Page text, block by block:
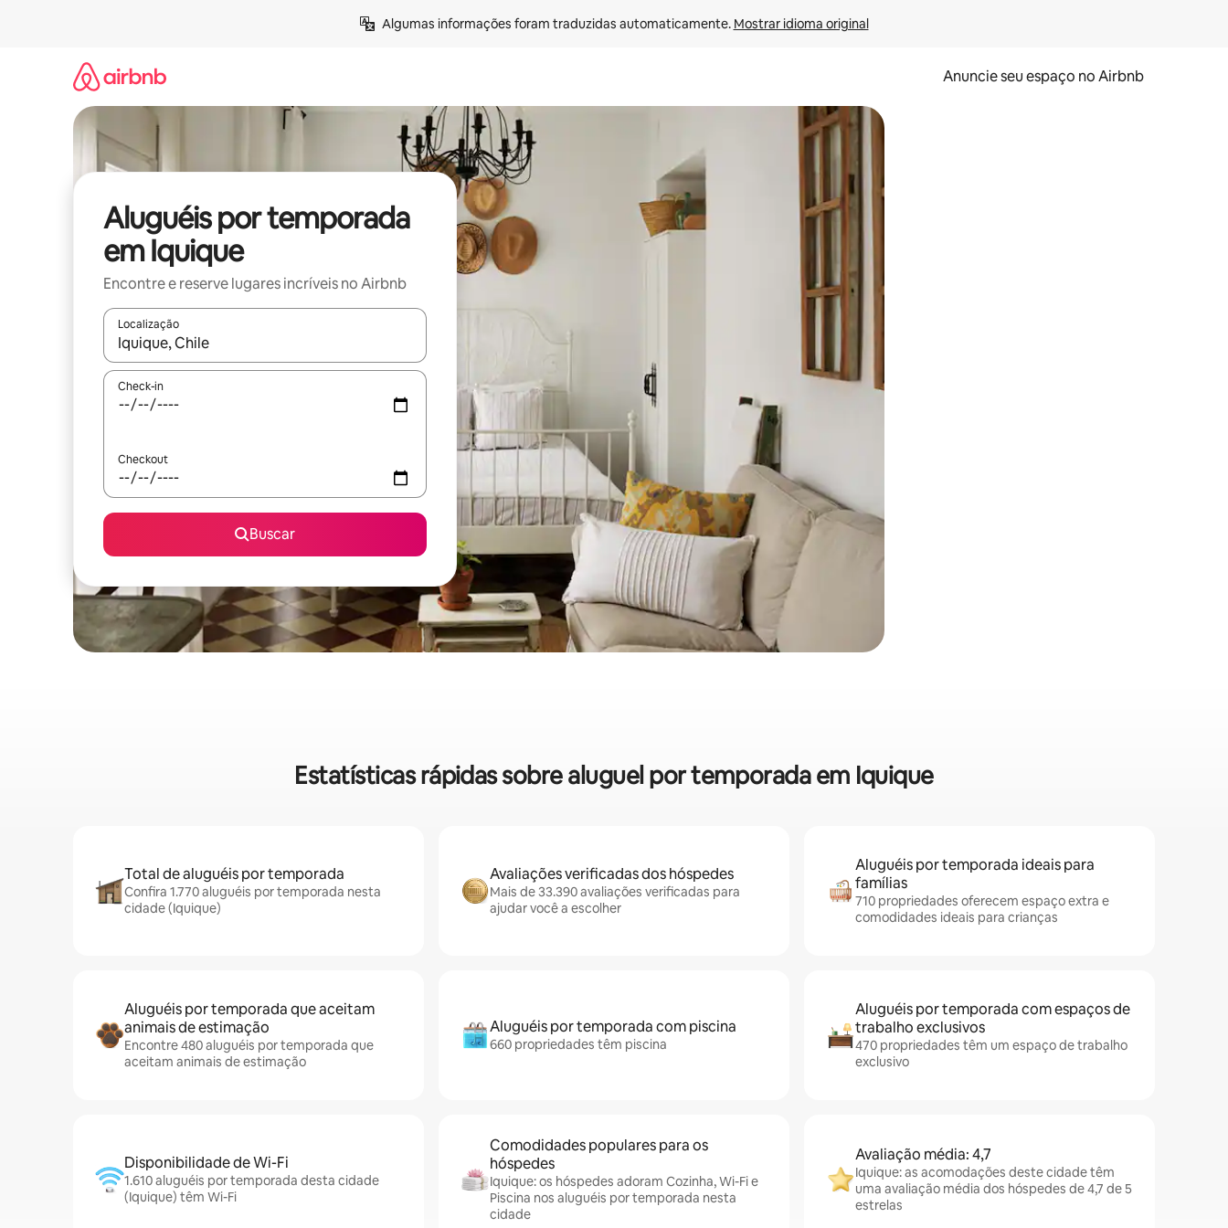
Algumas informações foram traduzidas automaticamente. Mostrar idioma original
Anuncie seu espaço no Airbnb
Aluguéis por temporada
em Iquique
Encontre e reserve lugares incríveis no Airbnb
Localização
Quando os resultados estiverem disponíveis, explore-os usando as seta para cima e para baixo do teclado ou tocando e deslizando o dedo na tela.
Check-in
Checkout
Buscar
Estatísticas rápidas sobre aluguel por temporada em Iquique
Total de aluguéis por temporada
Confira 1.770 aluguéis por temporada nesta
cidade (Iquique)
Avaliações verificadas dos hóspedes
Mais de 33.390 avaliações verificadas para
ajudar você a escolher
Aluguéis por temporada ideais para
famílias
710 propriedades oferecem espaço extra e
comodidades ideais para crianças
Aluguéis por temporada que aceitam
animais de estimação
Encontre 480 aluguéis por temporada que
aceitam animais de estimação
Aluguéis por temporada com piscina
660 propriedades têm piscina
Aluguéis por temporada com espaços de
trabalho exclusivos
470 propriedades têm um espaço de trabalho
exclusivo
Disponibilidade de Wi-Fi
1.610 aluguéis por temporada desta cidade
(Iquique) têm Wi-Fi
Comodidades populares para os
hóspedes
Iquique: os hóspedes adoram Cozinha, Wi-Fi e
Piscina nos aluguéis por temporada nesta
cidade
Avaliação média: 4,7
Iquique: as acomodações deste cidade têm
uma avaliação média dos hóspedes de 4,7 de 5
estrelas